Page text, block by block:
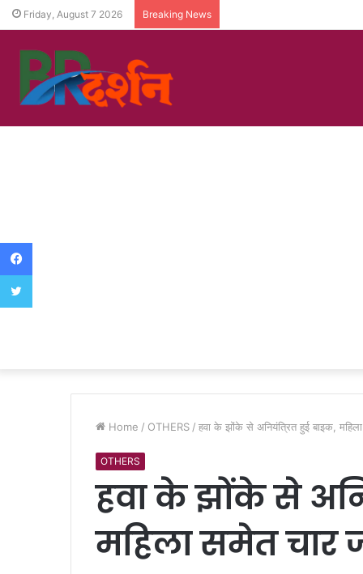
Friday, August 7 2026 Breaking News
Home / OTHERS / हवा के झोंके से अनियंत्रित हुई बाइक,
OTHERS
हवा के झोंके से
महिला समेत चार